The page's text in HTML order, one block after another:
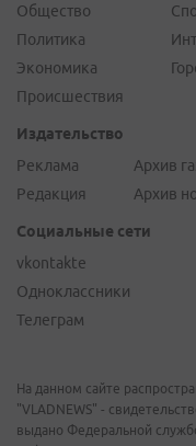
Общество
Политика
Экономика
Происшествия
Издательство
Реклама
Редакция
Архив
Архив
Социальные сети
vkontakte
Одноклассники
Телеграм
На данном сайте
"VLADNEWS" -
выдано Федеральной